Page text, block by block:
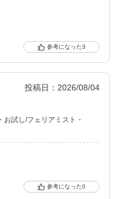
3
投稿日：2026/08/04
お試し/フェリアミスト
0